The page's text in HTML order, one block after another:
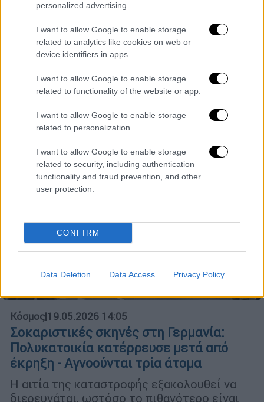
personalized advertising.
I want to allow Google to enable storage
related to analytics like cookies on web or
device identifiers in apps.
I want to allow Google to enable storage
related to functionality of the website or app.
I want to allow Google to enable storage
related to personalization.
I want to allow Google to enable storage
related to security, including authentication
functionality and fraud prevention, and other
user protection.
CONFIRM
Data Deletion Data Access Privacy Policy
Απόγνωση στη Βενεζουέλα: Μάχη για
τους επιζώντες -Πάνω από 50.000
αγνοούμενοι και 920 νεκροί - Οργή για
τις αρχές και την απουσία βοήθειας
Αυξάνεται συνεχώς ο τραγικός απολογισμός
Κόσμος|19.05.2026 14:05
Σοκαριστικές σκηνές στη Γερμανία:
Πολυκατοικία κατέρρευσε μετά από
έκρηξη - Αγνοούνται τρία άτομα
Η αιτία της καταστροφής εξακολουθεί να
διερευνάται, ωστόσο το πιθανότερο είναι